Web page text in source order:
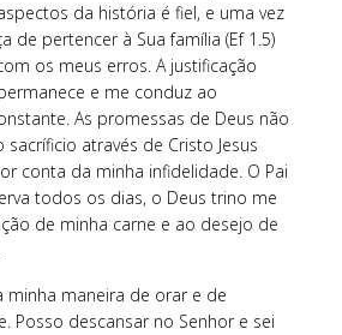
da história é fiel, e uma vez
de pertencer à Sua família (Ef 1.5)
os meus erros. A justificação
e me conduz ao
As promessas de Deus não
através de Cristo Jesus
conta da minha infidelidade. O Pai
todos os dias, o Deus trino me
de minha carne e ao desejo de
minha maneira de orar e de
Posso descansar no Senhor e sei